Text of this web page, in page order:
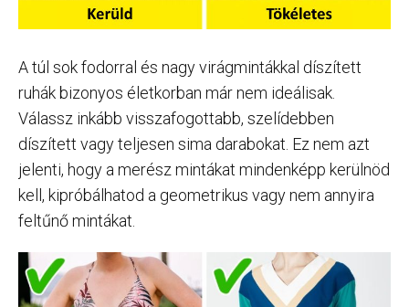
A túl sok fodorral és nagy virágmintákkal díszített
ruhák bizonyos életkorban már nem ideálisak.
Válassz inkább visszafogottabb, szelídebben
díszített vagy teljesen sima darabokat. Ez nem azt
jelenti, hogy a merész mintákat mindenképp kerülnöd
kell, kipróbálhatod a geometrikus vagy nem annyira
feltűnő mintákat.